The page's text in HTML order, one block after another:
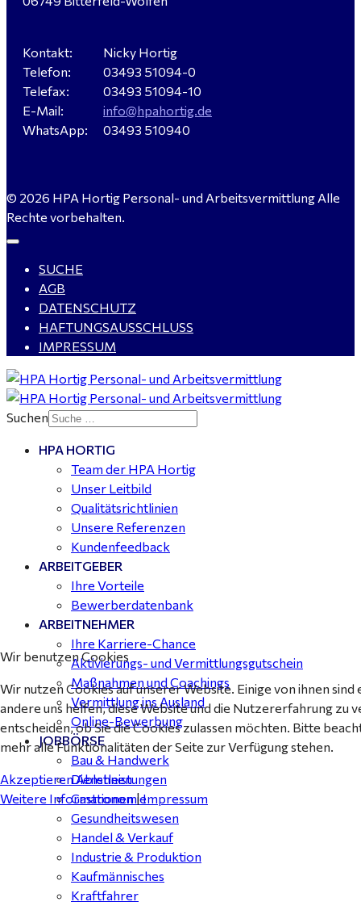
Verkäufer / Fachberater (m/w/d) - Baustoffe Fliesen -
für Dessau-Roßlau gesucht
gesucht - ab 4.500,00 €
WIG-Schweißer / Vorrichter (m/w/d) Anlagen- und
Rohrleitungsbau - Tagschicht - Leuna ab 20 €
gesucht für Halle (Saale) - ab 4.000 €
Buchhalter (m/w/d) für Halle (Saale) gesucht - TZ 20-
Kontakt:
Telefon:
Telefax:
E-Mail:
WhatsApp:
Nicky Hortig
03493 51094-0
03493 51094-10
info@hpahortig.de
03493 510940
© 2026 HPA Hortig Personal- und Arbeitsvermittlung Alle
Rechte vorbehalten.
SUCHE
AGB
DATENSCHUTZ
HAFTUNGSAUSSCHLUSS
IMPRESSUM
Suchen
HPA HORTIG
Team der HPA Hortig
Unser Leitbild
Qualitätsrichtlinien
Unsere Referenzen
Kundenfeedback
ARBEITGEBER
Ihre Vorteile
Bewerberdatenbank
ARBEITNEHMER
Ihre Karriere-Chance
Aktivierungs- und Vermittlungsgutschein
Maßnahmen und Coachings
Vermittlung ins Ausland
Online-Bewerbung
JOBBÖRSE
Bau & Handwerk
Dienstleistungen
Gastronomie
Gesundheitswesen
Handel & Verkauf
Industrie & Produktion
Kaufmännisches
Kraftfahrer
Wir benutzen Cookies
Wir nutzen Cookies auf unserer Website. Einige von ihnen
andere uns helfen, diese Website und die Nutzererfahrung zu
entscheiden, ob Sie die Cookies zulassen möchten. Bitte
mehr alle Funktionalitäten der Seite zur Verfügung stehen.
AkzeptierenAblehnen
Weitere Informationen|Impressum